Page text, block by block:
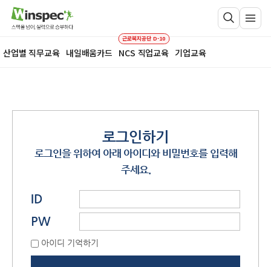
산업별 직무교육 내일배움카드
근로복지공단 D-10
NCS 직업교육 기업교육
로그인하기
로그인을 위하여 아래 아이디와 비밀번호를 입력해
주세요.
ID
PW
아이디 기억하기